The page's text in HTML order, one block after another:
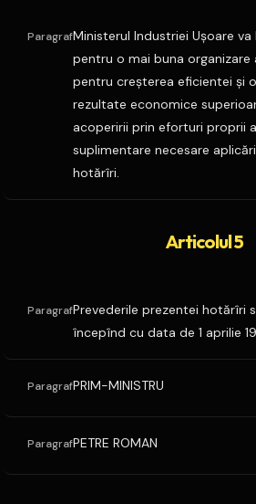
ParagrafMinisterul Industriei Uşoare va
pentru o mai buna organizare
pentru creşterea eficientei şi
rezultate economice
acoperirii prin eforturi proprii
suplimentare necesare
hotărîri.
Articolul 5
ParagrafPrevederile prezentei hotărîri
începînd cu data de 1 aprilie
ParagrafPRIM-MINISTRU
ParagrafPETRE ROMAN